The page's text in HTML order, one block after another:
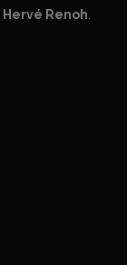
Hervé Renoh